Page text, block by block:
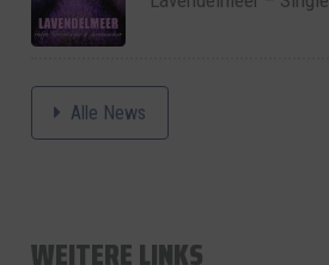
Alle News
WEITERE LINKS